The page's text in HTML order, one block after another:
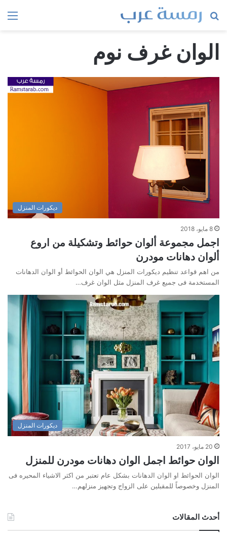
بحث
الوان غرف نوم
ديكورات المنزل
8 مايو، 2018
اجمل مجموعة ألوان حوائط وتشكيلة من اروع
ألوان دهانات مودرن
من اهم قواعد تنظيم ديكورات المنزل هي الوان الحوائط أو الوان الدهانات
المستخدمة فى جميع غرف المنزل مثل الوان غرف…
ديكورات المنزل
20 مايو، 2017
الوان حوائط اجمل الوان دهانات مودرن للمنزل
الوان الحوائط او الوان الدهانات بشكل عام تعتبر من اكثر الاشياء المحيره فى
المنزل وخصوصاً للمقبلين على الزواج وتجهيز منزلهم…
أحدث المقالات